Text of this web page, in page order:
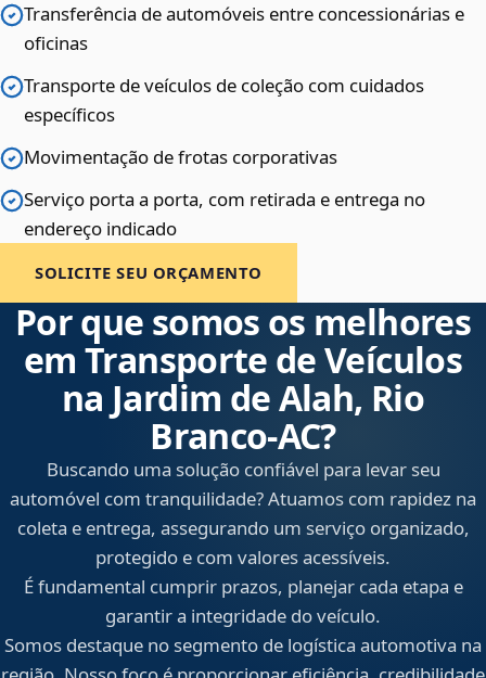
Transferência de automóveis entre concessionárias e
oficinas
Transporte de veículos de coleção com cuidados
específicos
Movimentação de frotas corporativas
Serviço porta a porta, com retirada e entrega no
endereço indicado
SOLICITE SEU ORÇAMENTO
Por que somos os melhores
em Transporte de Veículos
na Jardim de Alah, Rio
Branco‑AC?
Buscando uma solução confiável para levar seu
automóvel com tranquilidade? Atuamos com rapidez na
coleta e entrega, assegurando um serviço organizado,
protegido e com valores acessíveis.
É fundamental cumprir prazos, planejar cada etapa e
garantir a integridade do veículo.
Somos destaque no segmento de logística automotiva na